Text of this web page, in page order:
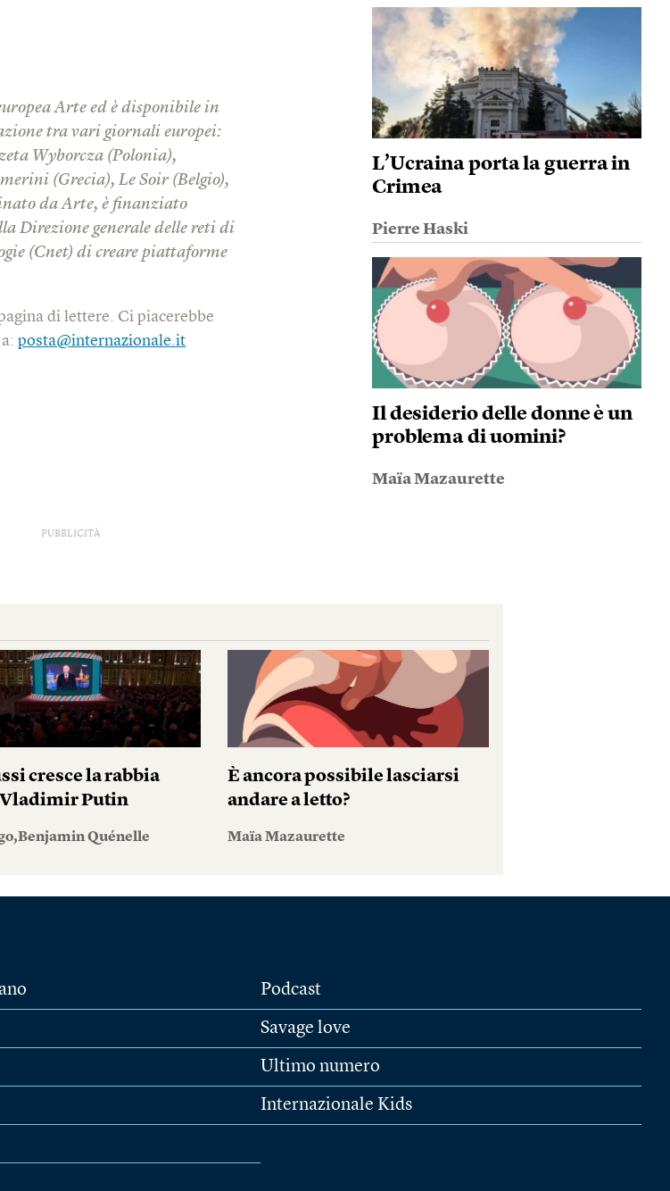
Arte ed è disponibile in
tra vari giornali europei:
Wyborcza (Polonia),
(Grecia), Le Soir (Belgio),
da Arte, è finanziato
Direzione generale delle reti di
(Cnet) di creare piattaforme
di lettere. Ci piacerebbe
a:posta@internazionale.it
L’Ucraina porta la guerra in
Crimea
Pierre Haski
Il desiderio delle donne è un
problema di uomini?
Maïa Mazaurette
PUBBLICITÀ
cresce la rabbia
Putin
Quénelle
È ancora possibile lasciarsi
andare a letto?
Maïa Mazaurette
Podcast
Savage love
Ultimo numero
Internazionale Kids